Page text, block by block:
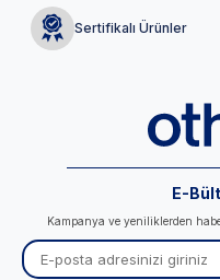
Sertifikalı Ürünler
E-
Kampanya ve yeniliklerden